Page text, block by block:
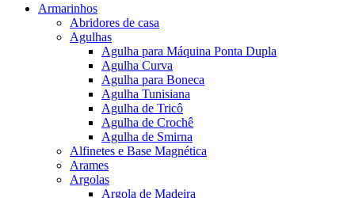
Armarinhos
Abridores de casa
Agulhas
Agulha para Máquina Ponta Dupla
Agulha Curva
Agulha para Boneca
Agulha Tunisiana
Agulha de Tricô
Agulha de Crochê
Agulha de Smirna
Alfinetes e Base Magnética
Arames
Argolas
Argola de Madeira